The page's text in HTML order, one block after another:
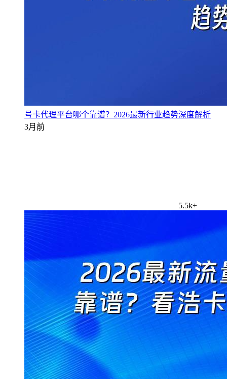
号卡代理平台哪个靠谱？2026最新行业趋势深度解析
3月前
5.5k+